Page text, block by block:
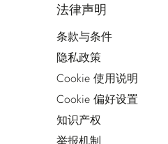
法律声明
条款与条件
隐私政策
Cookie 使用说明
Cookie 偏好设置
知识产权